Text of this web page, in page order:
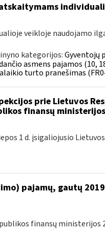
veikloje naudojamo
kategorijos:Gyventojų
asmens pajamos (10,
turto pranešimas
prie Lietuvos
finansų ministerijos
1 d. įsigaliojusio
pajamų, gautų
finansų ministerijos